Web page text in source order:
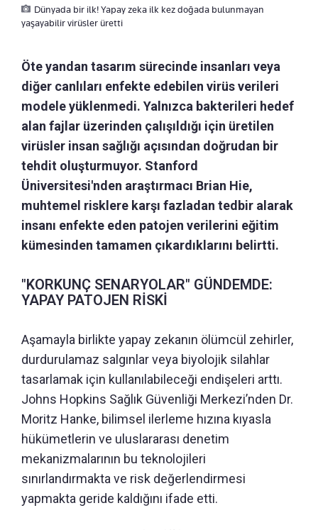
Dünyada bir ilk! Yapay zeka ilk kez doğada bulunmayan
yaşayabilir virüsler üretti
Öte yandan tasarım sürecinde insanları veya
diğer canlıları enfekte edebilen virüs verileri
modele yüklenmedi. Yalnızca bakterileri hedef
alan fajlar üzerinden çalışıldığı için üretilen
virüsler insan sağlığı açısından doğrudan bir
tehdit oluşturmuyor. Stanford
Üniversitesi'nden araştırmacı Brian Hie,
muhtemel risklere karşı fazladan tedbir alarak
insanı enfekte eden patojen verilerini eğitim
kümesinden tamamen çıkardıklarını belirtti.
"KORKUNÇ SENARYOLAR" GÜNDEMDE:
YAPAY PATOJEN RİSKİ
Aşamayla birlikte yapay zekanın ölümcül zehirler,
durdurulamaz salgınlar veya biyolojik silahlar
tasarlamak için kullanılabileceği endişeleri arttı.
Johns Hopkins Sağlık Güvenliği Merkezi’nden Dr.
Moritz Hanke, bilimsel ilerleme hızına kıyasla
hükümetlerin ve uluslararası denetim
mekanizmalarının bu teknolojileri
sınırlandırmakta ve risk değerlendirmesi
yapmakta geride kaldığını ifade etti.